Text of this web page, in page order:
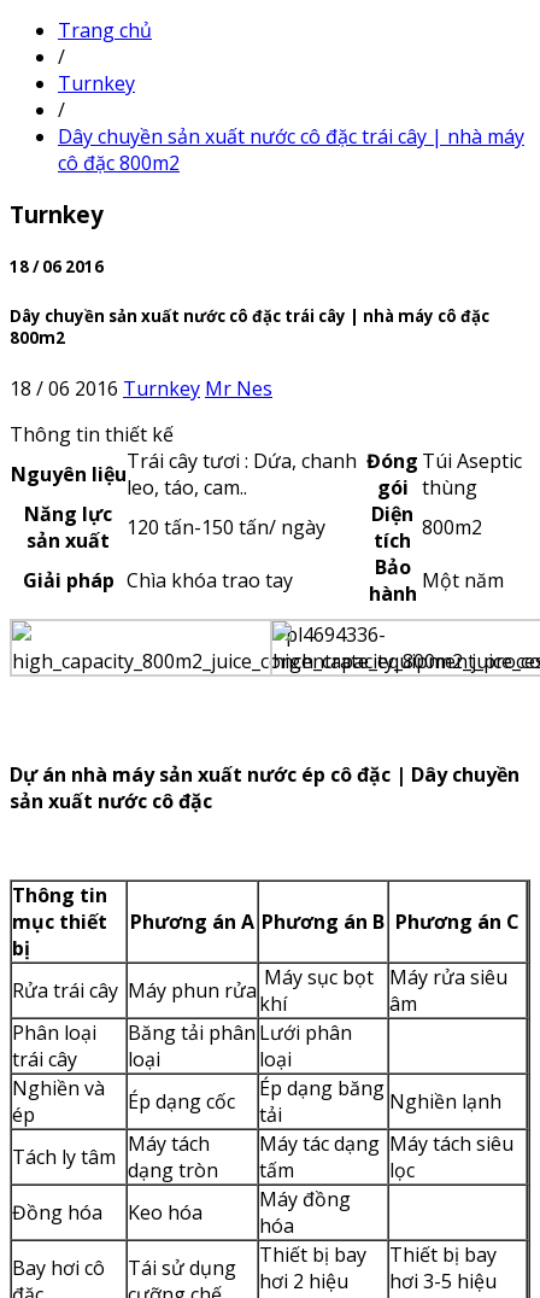
Trang chủ
/
Turnkey
/
Dây chuyền sản xuất nước cô đặc trái cây | nhà máy
cô đặc 800m2
Turnkey
18 / 06 2016
Dây chuyền sản xuất nước cô đặc trái cây | nhà máy cô đặc
800m2
18 / 06 2016 Turnkey Mr Nes
Thông tin thiết kế
Nguyên liệuTrái cây tươi : Dứa, chanh
leo, táo, cam..
Đóng
gói
Túi Aseptic
thùng
Năng lực
sản xuất
120 tấn-150 tấn/ ngày
Diện
tích 800m2
Giải pháp Chìa khóa trao tay
Bảo
hành Một năm
Dự án nhà máy sản xuất nước ép cô đặc | Dây chuyền
sản xuất nước cô đặc
Thông tin
mục thiết
bị
Phương án A Phương án B Phương án C
Rửa trái cây Máy phun rửa Máy sục bọt
khí
Máy rửa siêu
âm
Phân loại
trái cây
Băng tải phân
loại
Lưới phân
loại
Nghiền và
ép
Ép dạng cốc
Ép dạng băng
tải
Nghiền lạnh
Tách ly tâm Máy tách
dạng tròn
Máy tác dạng
tấm
Máy tách siêu
lọc
Đồng hóa
Keo hóa
Máy đồng
hóa
Bay hơi cô
Tái sử dụng
Thiết bị bay
hơi 2 hiệu
Thiết bị bay
hơi 3-5 hiệu